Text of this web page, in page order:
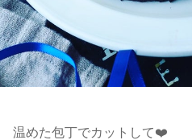
温めた包丁でカットして❤️